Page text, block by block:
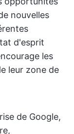
nouvelles
d'esprit
les
leur zone de
de Google,